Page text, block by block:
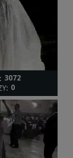
3072
0